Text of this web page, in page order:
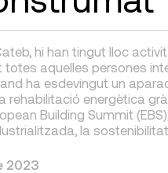
hi han tingut lloc
totes aquelles persones
ha esdevingut un
rehabilitació energètica
Building Summit
la
2023